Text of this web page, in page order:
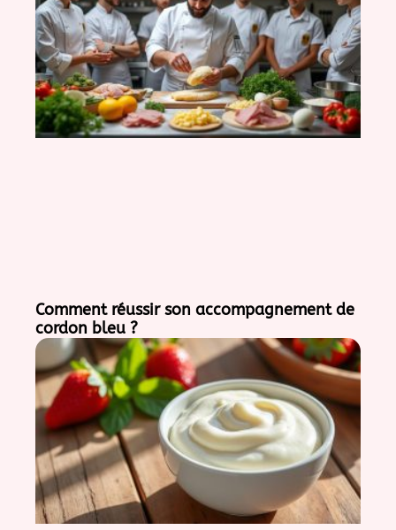
Comment réussir son accompagnement de
cordon bleu ?